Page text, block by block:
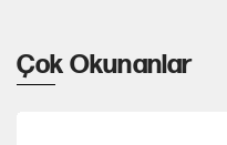
Çok Okunanlar